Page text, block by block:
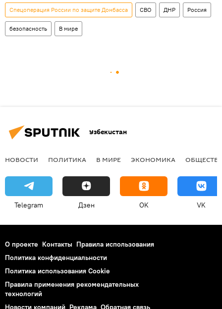
Спецоперация России по защите Донбасса СВО ДНР Россия
безопасность В мире
Узбекистан
НОВОСТИ ПОЛИТИКА В МИРЕ ЭКОНОМИКА
Telegram Дзен OK VK
О проекте Контакты Правила использования
Политика конфиденциальности
Политика использования Cookie
Правила применения рекомендательных
технологий
Новости компаний Реклама Обратная связь